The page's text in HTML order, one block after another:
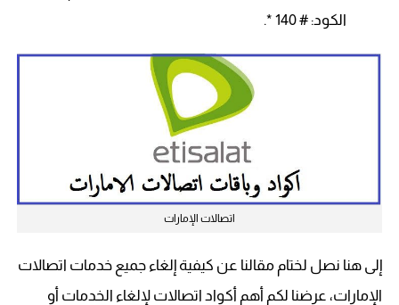
الكود: # 140 *.
اتصالات الإمارات
إلى هنا نصل لختام مقالنا عن كيفية إلغاء جميع خدمات اتصالات
الإمارات، عرضنا لكم أهم أكواد اتصالات لإلغاء الخدمات أو